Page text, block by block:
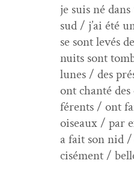
je suis né
sud / j’ai été
se sont lev­és
nuits sont
lunes / des
ont chan­té
férents / ont
oiseaux / par
a fait son nid
cisé­ment /